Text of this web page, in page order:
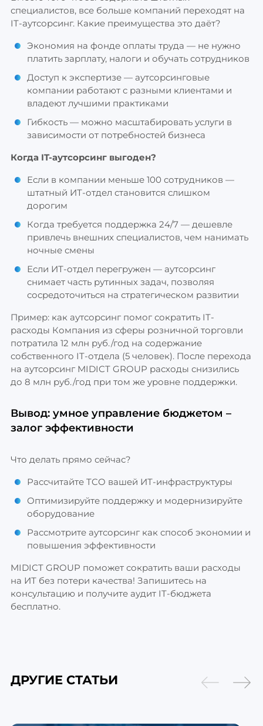
специалистов, все больше компаний переходят на
IT-аутсорсинг. Какие преимущества это даёт?
Экономия на фонде оплаты труда — не нужно
платить зарплату, налоги и обучать сотрудников
Доступ к экспертизе — аутсорсинговые
компании работают с разными клиентами и
владеют лучшими практиками
Гибкость — можно масштабировать услуги в
зависимости от потребностей бизнеса
Когда IT-аутсорсинг выгоден?
Если в компании меньше 100 сотрудников —
штатный ИТ-отдел становится слишком
дорогим
Когда требуется поддержка 24/7 — дешевле
привлечь внешних специалистов, чем нанимать
ночные смены
Если ИТ-отдел перегружен — аутсорсинг
снимает часть рутинных задач, позволяя
сосредоточиться на стратегическом развитии
Пример: как аутсорсинг помог сократить IT-
расходы Компания из сферы розничной торговли
потратила 12 млн руб./год на содержание
собственного IT-отдела (5 человек). После перехода
на аутсорсинг MIDICT GROUP расходы снизились
до 8 млн руб./год при том же уровне поддержки.
Вывод: умное управление бюджетом –
залог эффективности
Что делать прямо сейчас?
Рассчитайте TCO вашей ИТ-инфраструктуры
Оптимизируйте поддержку и модернизируйте
оборудование
Рассмотрите аутсорсинг как способ экономии и
повышения эффективности
MIDICT GROUP поможет сократить ваши расходы
на ИТ без потери качества! Запишитесь на
консультацию и получите аудит IT-бюджета
бесплатно.
ДРУГИЕ СТАТЬИ